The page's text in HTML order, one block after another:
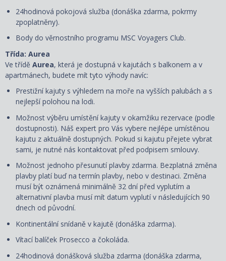
24hodinová pokojová služba (donáška zdarma, pokrmy
zpoplatněny).
Body do věrnostního programu MSC Voyagers Club.
Třída: Aurea
Ve třídě Aurea, která je dostupná v kajutách s balkonem a v
apartmánech, budete mít tyto výhody navíc:
Prestižní kajuty s výhledem na moře na vyšších palubách a s
nejlepší polohou na lodi.
Možnost výběru umístění kajuty v okamžiku rezervace (podle
dostupnosti). Náš expert pro Vás vybere nejlépe umístěnou
kajutu z aktuálně dostupných. Pokud si kajutu přejete vybrat
sami, je nutné nás kontaktovat před podpisem smlouvy.
Možnost jednoho přesunutí plavby zdarma. Bezplatná změna
plavby platí buď na termín plavby, nebo v destinaci. Změna
musí být oznámená minimálně 32 dní před vyplutím a
alternativní plavba musí mít datum vyplutí v následujících 90
dnech od původní.
Kontinentální snídaně v kajutě (donáška zdarma).
Vítací balíček Prosecco a čokoláda.
24hodinová donášková služba zdarma (donáška zdarma,